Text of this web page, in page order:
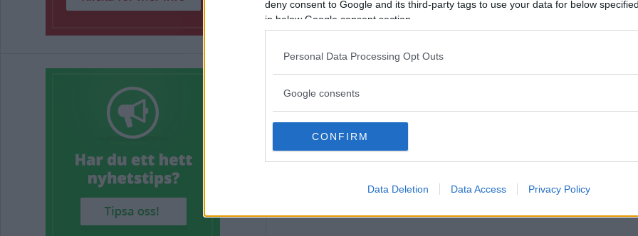
deny consent to Google and its third-party tags to use your data for below
in below Google consent section.
Personal Data Processing Opt Outs
Google consents
CONFIRM
Data Deletion Data Access Privacy Policy